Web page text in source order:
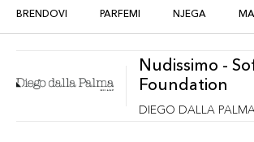
BRENDOVI PARFEMI NJEGA
Nudissimo -
Foundation
DIEGO DALLA